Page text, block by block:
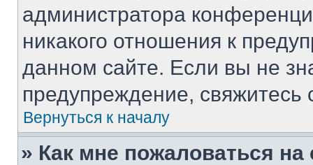
администратора
никакого отношения к
данном сайте. Если вы не
предупреждение,
Вернуться к началу
» Как мне пожаловаться